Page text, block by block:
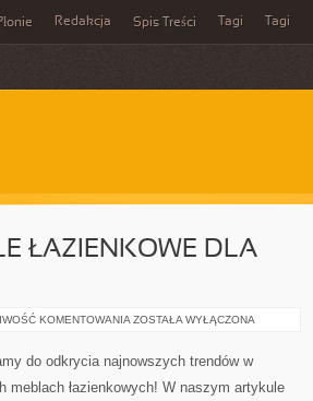
Płonie Redakcja Spis Treści Tagi Tagi
ŁAZIENKOWE DLA
KOMENTOWANIA ODKRYJ
ŁAZIENKOWE
DLA
ŁAZIENKI
ZOSTAŁA WYŁĄCZONA
do odkrycia najnowszych trendów w
meblach łazienkowych! W naszym artykule